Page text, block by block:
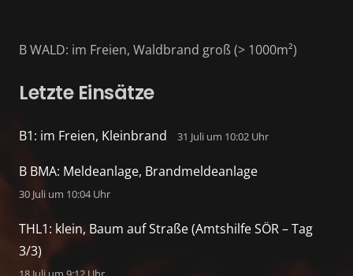
B WALD: im Freien, Waldbrand groß (> 1000m²)
Letzte Einsätze
B1: im Freien, Kleinbrand 31 Juli um 10:02 Uhr
B BMA: Meldeanlage, Brandmeldeanlage
30 Juli um 10:04 Uhr
THL1: klein, Baum auf Straße (Amtshilfe SÖR – Tag
3/3)